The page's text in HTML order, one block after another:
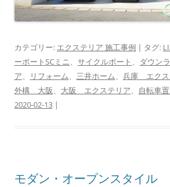
カテゴリー: エクステリア 施工事例 | タグ:
ーポートSCミニ
サイクルポート ダウン
ア
リフォーム 三井ホーム 兵庫 エクス
外構 大阪
大阪 エクステリア 自転車
2020-02-13 |
モダン・オープンスタイル